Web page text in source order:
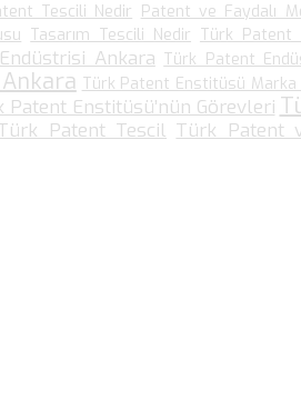
Tescili Nedir Patent ve Faydalı
Tasarım Tescili Nedir Türk Patent
Ankara Türk Patent
Türk Patent Enstitüsü Marka
Patent Enstitüsü’nün Görevleri
Patent Tescil Türk Patent